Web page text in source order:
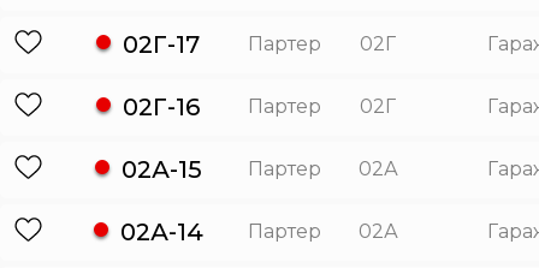
02Г-17 Партер 02Г
02Г-16 Партер 02Г
02А-15 Партер 02А
02А-14 Партер 02А